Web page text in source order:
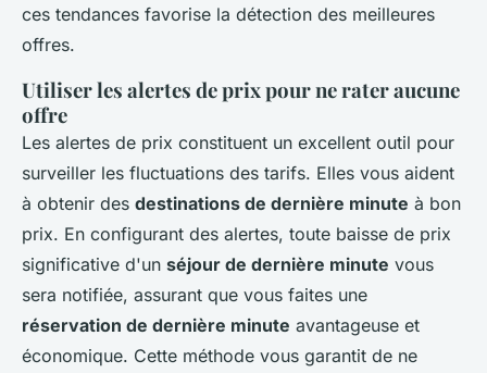
ces tendances favorise la détection des meilleures
offres.
Utiliser les alertes de prix pour ne rater aucune
offre
Les alertes de prix constituent un excellent outil pour
surveiller les fluctuations des tarifs. Elles vous aident
à obtenir des destinations de dernière minute à bon
prix. En configurant des alertes, toute baisse de prix
significative d'un séjour de dernière minute vous
sera notifiée, assurant que vous faites une
réservation de dernière minute avantageuse et
économique. Cette méthode vous garantit de ne